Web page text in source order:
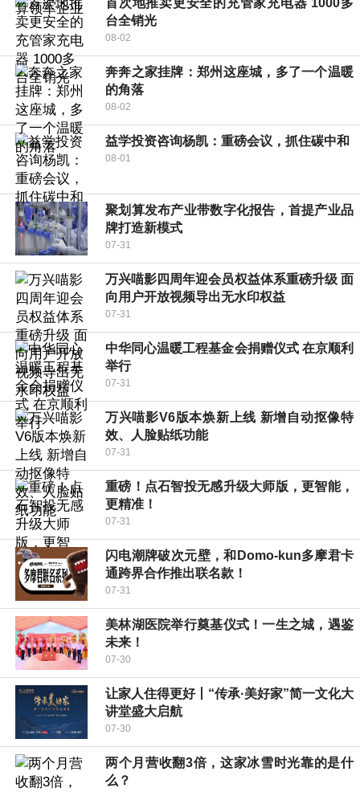
首次地推卖更安全的充管家充电器 1000多
台全销光
08-02
奔奔之家挂牌：郑州这座城，多了一个温暖
的角落
08-02
益学投资咨询杨凯：重磅会议，抓住碳中和
08-01
聚划算发布产业带数字化报告，首提产业品
牌打造新模式
07-31
万兴喵影四周年迎会员权益体系重磅升级 面
向用户开放视频导出无水印权益
07-31
中华同心温暖工程基金会捐赠仪式 在京顺利
举行
07-31
万兴喵影V6版本焕新上线 新增自动抠像特
效、人脸贴纸功能
07-31
重磅！点石智投无感升级大师版，更智能，
更精准！
07-31
闪电潮牌破次元壁，和Domo-kun多摩君卡
通跨界合作推出联名款！
07-31
美林湖医院举行奠基仪式！一生之城，遇鉴
未来！
07-30
让家人住得更好丨“传承·美好家”简一文化大
讲堂盛大启航
07-30
两个月营收翻3倍，这家冰雪时光靠的是什
么？